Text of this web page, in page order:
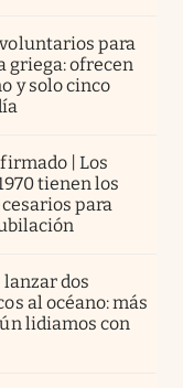
para
griega: ofrecen
y solo cinco
| Los
tienen los
para
dos
al océano: más
lidiamos con